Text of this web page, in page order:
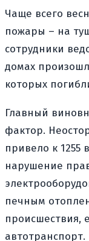
Чаще всего
пожары – на
сотрудники
домах
которых
Главный
фактор.
привело к 1255
нарушение
печным
происшествия,
автотранспорт.